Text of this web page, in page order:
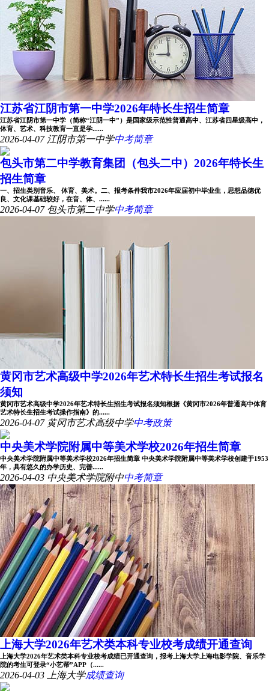
江苏省江阴市第一中学2026年特长生招生简章
江苏省江阴市第一中学（简称“江阴一中”）是国家级示范性普通高中、江苏省四星级高中，
体育、艺术、科技教育一直是学......
2026-04-07 江阴市第一中学中考简章
包头市第二中学教育集团（包头二中）2026年特长生
招生简章
一、招生类别音乐、 体育、美术。二、报考条件我市2026年应届初中毕业生，思想品德优
良、文化课基础较好，在音、体、......
2026-04-07 包头市第二中学中考简章
黄冈市艺术高级中学2026年艺术特长生招生考试报名
须知
黄冈市艺术高级中学2026年艺术特长生招生考试报名须知根据《黄冈市2026年普通高中体育
艺术特长生招生考试操作指南》的......
2026-04-07 黄冈市艺术高级中学中考政策
中央美术学院附属中等美术学校2026年招生简章
中央美术学院附属中等美术学校2026年招生简章 中央美术学院附属中等美术学校创建于1953
年，具有悠久的办学历史、完善......
2026-04-03 中央美术学院附中中考简章
上海大学2026年艺术类本科专业校考成绩开通查询
上海大学2026年艺术类本科专业校考成绩已开通查询，报考上海大学上海电影学院、音乐学
院的考生可登录“小艺帮”APP（......
2026-04-03 上海大学成绩查询